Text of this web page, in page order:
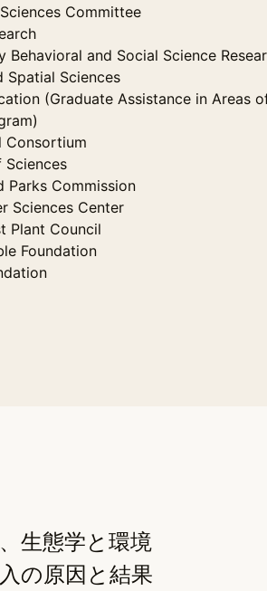
Committee
Behavioral and Social Science
Spatial Sciences
(Graduate Assistance in Areas
Consortium
Sciences
Parks Commission
Sciences Center
Plant Council
Foundation
生態学と環境
の原因と結果